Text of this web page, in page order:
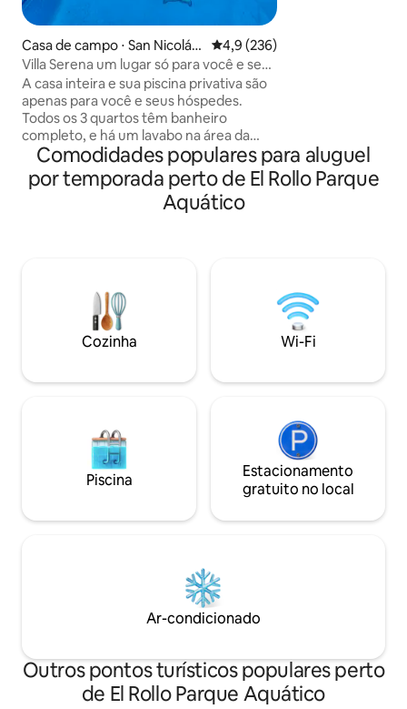
Casa de campo ⋅ San Nicolás
Galeana
4,9 de uma avaliação média de
4,9 (236)
Villa Serena um lugar só para você e seus
convidados
A casa inteira e sua piscina privativa são
apenas para você e seus hóspedes.
Todos os 3 quartos têm banheiro
completo, e há um lavabo na área da
piscina. Animais de estimação são bem-
vindos. Aurrera fica a 5 minutos de
carro, e há pequenas lojas, pizzarias e
muitas outras comodidades de fácil
Coruco Díaz, o Tequesquitengo, o
Jardines de México e o parque de skate
Parachute, entre muitas outras
atrações. A Villa Serena fica a apenas 15
El Rollo e a 20
Venha descansar
cidade...
Comodidades populares para aluguel
por temporada perto de El Rollo Parque
Aquático
Cozinha Wi-Fi
Piscina
Estacionamento
gratuito no local
Ar-condicionado
Outros pontos turísticos populares perto
de El Rollo Parque Aquático